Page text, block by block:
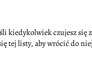
kiedykolwiek czujesz
tej listy, aby wrócić do